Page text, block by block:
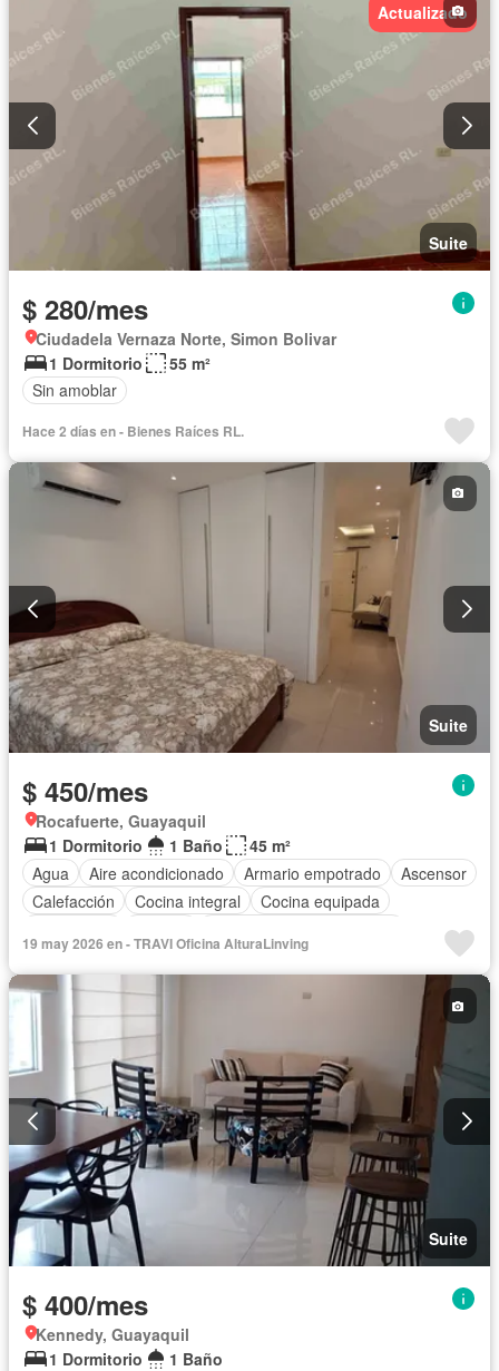
Actualizado
Suite
$ 280/mes
Ciudadela Vernaza Norte, Simon Bolivar
1 Dormitorio
55 m²
Sin amoblar
Hace 2 días en - Bienes Raíces RL.
Suite
$ 450/mes
Rocafuerte, Guayaquil
1 Dormitorio
1 Baño
45 m²
Agua
Aire acondicionado Armario empotrado
Ascensor
Calefacción
Cocina integral
Cocina equipada
19 may 2026 en - TRAVI Oficina AlturaLinving
Suite
$ 400/mes
Kennedy, Guayaquil
1 Dormitorio
1 Baño